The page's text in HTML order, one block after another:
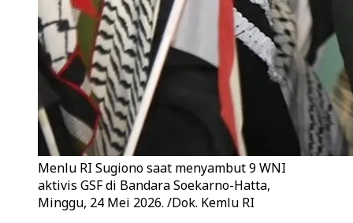
Menlu RI Sugiono saat menyambut 9 WNI
aktivis GSF di Bandara Soekarno-Hatta,
Minggu, 24 Mei 2026. /Dok. Kemlu RI